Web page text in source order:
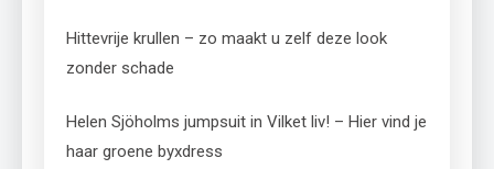
Hittevrije krullen – zo maakt u zelf deze look
zonder schade
Helen Sjöholms jumpsuit in Vilket liv! – Hier vind je
haar groene byxdress